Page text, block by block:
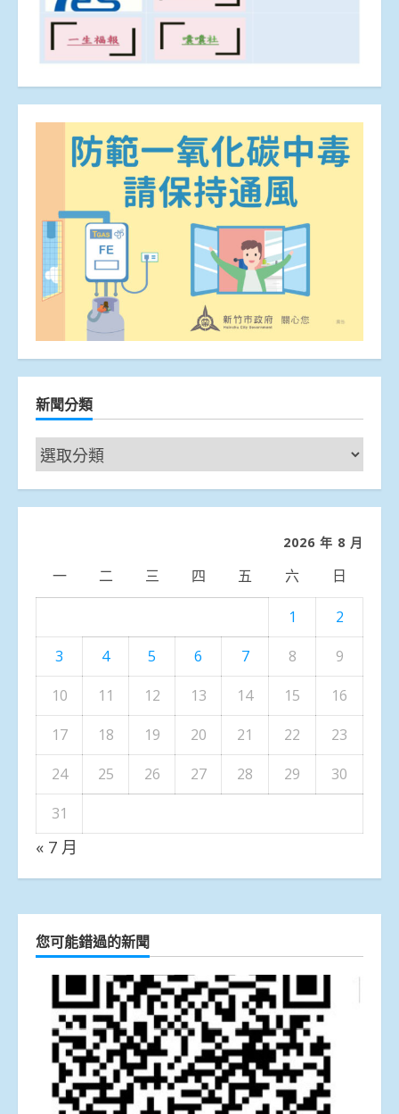
新聞分類
新
聞
分
2026 年 8 月
一 二 三 四 五 六 日
1
2
3
4 5 6 7 8
9
10
11 12 13 14 15
16
17
18 19 20 21 22
23
24
25 26 27 28 29
30
31
« 7 月
您可能錯過的新聞